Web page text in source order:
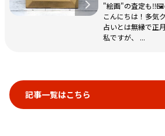
"絵画"の査定も
こんにちは！多気
占いとは無縁で正
私ですが、 ...
記事一覧はこちら